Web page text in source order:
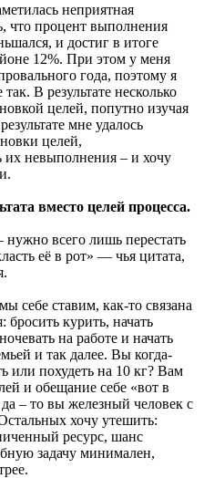
неприятная
что процент выполнения
и достиг в итоге
12%. При этом у меня
года, поэтому я
В результате несколько
целей, попутно изучая
мне удалось
целей,
невыполнения – и хочу
вместо целей процесса.
нужно всего лишь перестать
её в рот» — чья цитата,
себе ставим, как-то связана
бросить курить, начать
на работе и начать
и так далее. Вы когда-
или похудеть на 10 кг? Вам
и обещание себе «вот в
– то вы железный человек с
хочу утешить:
ресурс, шанс
задачу минимален,